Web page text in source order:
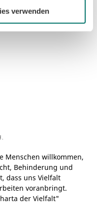
verwenden
Menschen willkommen,
Behinderung und
dass uns Vielfalt
voranbringt.
der Vielfalt"